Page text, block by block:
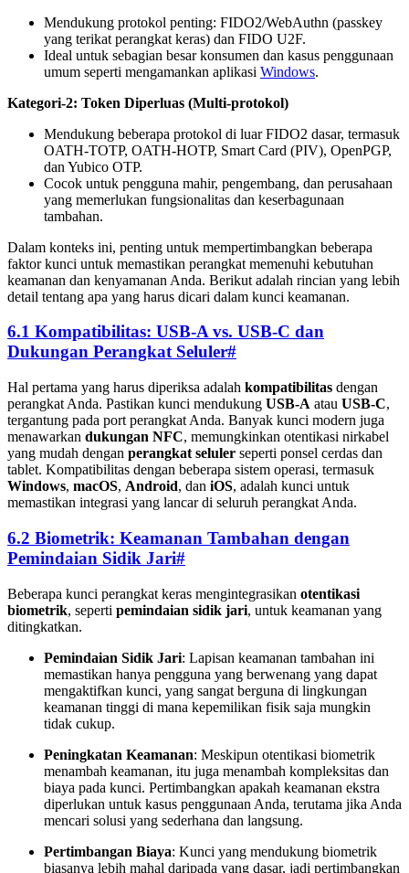
Mendukung protokol penting: FIDO2/WebAuthn (passkey
yang terikat perangkat keras) dan FIDO U2F.
Ideal untuk sebagian besar konsumen dan kasus penggunaan
umum seperti mengamankan aplikasi Windows.
Kategori-2: Token Diperluas (Multi-protokol)
Mendukung beberapa protokol di luar FIDO2 dasar, termasuk
OATH-TOTP, OATH-HOTP, Smart Card (PIV), OpenPGP,
dan Yubico OTP.
Cocok untuk pengguna mahir, pengembang, dan perusahaan
yang memerlukan fungsionalitas dan keserbagunaan
tambahan.
Dalam konteks ini, penting untuk mempertimbangkan beberapa
faktor kunci untuk memastikan perangkat memenuhi kebutuhan
keamanan dan kenyamanan Anda. Berikut adalah rincian yang lebih
detail tentang apa yang harus dicari dalam kunci keamanan.
6.1 Kompatibilitas: USB-A vs. USB-C dan
Dukungan Perangkat Seluler#
Hal pertama yang harus diperiksa adalah kompatibilitas dengan
perangkat Anda. Pastikan kunci mendukung USB-A atau USB-C,
tergantung pada port perangkat Anda. Banyak kunci modern juga
menawarkan dukungan NFC, memungkinkan otentikasi nirkabel
yang mudah dengan perangkat seluler seperti ponsel cerdas dan
tablet. Kompatibilitas dengan beberapa sistem operasi, termasuk
Windows, macOS, Android, dan iOS, adalah kunci untuk
memastikan integrasi yang lancar di seluruh perangkat Anda.
6.2 Biometrik: Keamanan Tambahan dengan
Pemindaian Sidik Jari#
Beberapa kunci perangkat keras mengintegrasikan otentikasi
biometrik, seperti pemindaian sidik jari, untuk keamanan yang
ditingkatkan.
Pemindaian Sidik Jari: Lapisan keamanan tambahan ini
memastikan hanya pengguna yang berwenang yang dapat
mengaktifkan kunci, yang sangat berguna di lingkungan
keamanan tinggi di mana kepemilikan fisik saja mungkin
tidak cukup.
Peningkatan Keamanan: Meskipun otentikasi biometrik
menambah keamanan, itu juga menambah kompleksitas dan
biaya pada kunci. Pertimbangkan apakah keamanan ekstra
diperlukan untuk kasus penggunaan Anda, terutama jika Anda
mencari solusi yang sederhana dan langsung.
Pertimbangan Biaya: Kunci yang mendukung biometrik
biasanya lebih mahal daripada yang dasar, jadi pertimbangkan